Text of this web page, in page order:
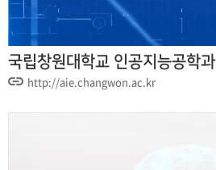
국립창원대학교 인공지능공학과
http://aie.changwon.ac.kr